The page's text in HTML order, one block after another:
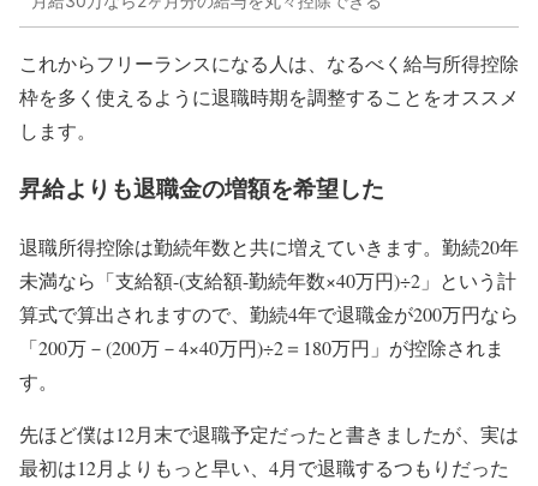
これからフリーランスになる人は、なるべく 給与所得控除
枠を多く使えるように退職時期を調整することをオススメ
します。
昇給よりも退職金の増額を希望した
退職所得控除は勤続年数と共に増えていきます。勤続20年
未満なら「支給額-(支給額-勤続年数×40万円)÷2」という計
算式で算出されますので、勤続4年で退職金が200万円なら
「200万－(200万－4×40万円)÷2＝180万円」が控除されま
す。
先ほど僕は12月末で退職予定だったと書きましたが、実は
最初は12月よりもっと早い、4月で退職するつもりだった